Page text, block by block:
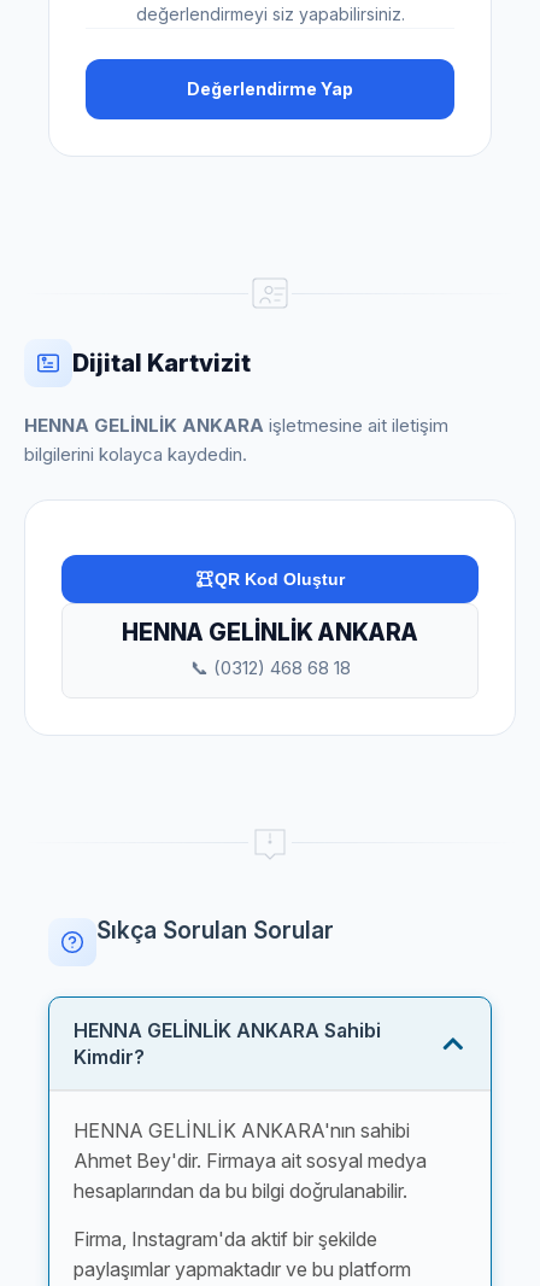
değerlendirmeyi siz yapabilirsiniz.
Değerlendirme Yap
Dijital Kartvizit
HENNA GELİNLİK ANKARA işletmesine ait iletişim
bilgilerini kolayca kaydedin.
QR Kod Oluştur
HENNA GELİNLİK ANKARA
📞 (0312) 468 68 18
Sıkça Sorulan Sorular
HENNA GELİNLİK ANKARA Sahibi
Kimdir?
HENNA GELİNLİK ANKARA'nın sahibi
Ahmet Bey'dir. Firmaya ait sosyal medya
hesaplarından da bu bilgi doğrulanabilir.
Firma, Instagram'da aktif bir şekilde
paylaşımlar yapmaktadır ve bu platform